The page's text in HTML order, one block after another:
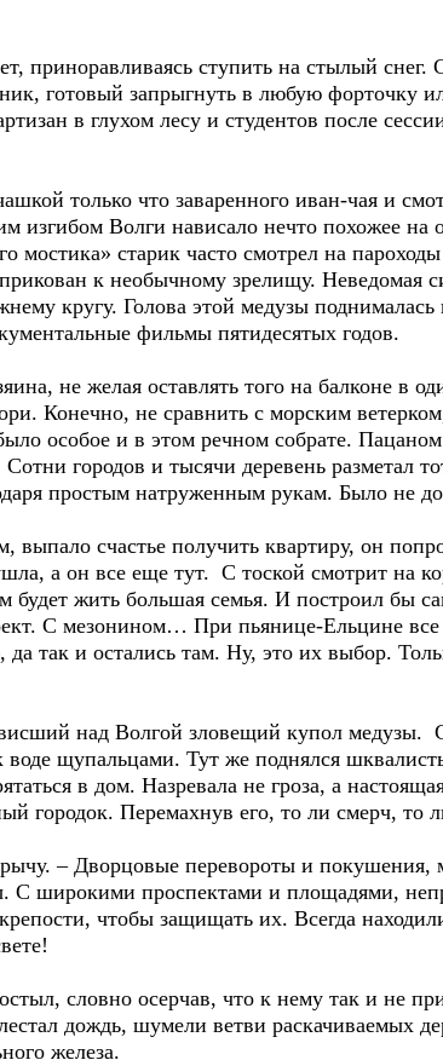
приноравливаясь ступить на стылый
готовый запрыгнуть в любую форточку
в глухом лесу и студентов после
только что заваренного иван-чая и
изгибом Волги нависало нечто похожее на
мостика» старик часто смотрел на
к необычному зрелищу. Неведомая
кругу. Голова этой медузы поднималась
фильмы пятидесятых годов.
не желая оставлять того на балконе в
Конечно, не сравнить с морским
особое и в этом речном собрате.
городов и тысячи деревень разметал
простым натруженным рукам. Было не
счастье получить квартиру, он
а он все еще тут. С тоской смотрит на
будет жить большая семья. И построил бы
С мезонином… При пьянице-Ельцине
так и остались там. Ну, это их выбор.
над Волгой зловещий купол медузы.
щупальцами. Тут же поднялся
в дом. Назревала не гроза, а
городок. Перемахнув его, то ли смерч, то
– Дворцовые перевороты и покушения,
С широкими проспектами и площадями,
чтобы защищать их. Всегда
словно осерчав, что к нему так и не
дождь, шумели ветви раскачиваемых
железа.